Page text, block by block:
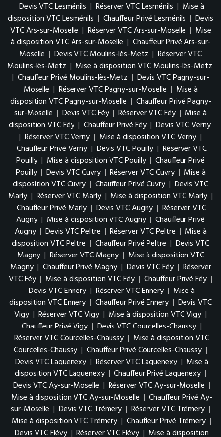
Devis VTC Lesménils | Réserver VTC Lesménils | Mise à
disposition VTC Lesménils | Chauffeur Privé Lesménils | Devis
VTC Ars-sur-Moselle | Réserver VTC Ars-sur-Moselle | Mise
à disposition VTC Ars-sur-Moselle | Chauffeur Privé Ars-sur-
Moselle | Devis VTC Moulins-lès-Metz | Réserver VTC
Moulins-lès-Metz | Mise à disposition VTC Moulins-lès-Metz
| Chauffeur Privé Moulins-lès-Metz | Devis VTC Pagny-sur-
Moselle | Réserver VTC Pagny-sur-Moselle | Mise à
disposition VTC Pagny-sur-Moselle | Chauffeur Privé Pagny-
sur-Moselle | Devis VTC Féy | Réserver VTC Féy | Mise à
disposition VTC Féy | Chauffeur Privé Féy | Devis VTC Verny
| Réserver VTC Verny | Mise à disposition VTC Verny |
Chauffeur Privé Verny | Devis VTC Pouilly | Réserver VTC
Pouilly | Mise à disposition VTC Pouilly | Chauffeur Privé
Pouilly | Devis VTC Cuvry | Réserver VTC Cuvry | Mise à
disposition VTC Cuvry | Chauffeur Privé Cuvry | Devis VTC
Marly | Réserver VTC Marly | Mise à disposition VTC Marly |
Chauffeur Privé Marly | Devis VTC Augny | Réserver VTC
Augny | Mise à disposition VTC Augny | Chauffeur Privé
Augny | Devis VTC Peltre | Réserver VTC Peltre | Mise à
disposition VTC Peltre | Chauffeur Privé Peltre | Devis VTC
Magny | Réserver VTC Magny | Mise à disposition VTC
Magny | Chauffeur Privé Magny | Devis VTC Féy | Réserver
VTC Féy | Mise à disposition VTC Féy | Chauffeur Privé Féy |
Devis VTC Ennery | Réserver VTC Ennery | Mise à
disposition VTC Ennery | Chauffeur Privé Ennery | Devis VTC
Vigy | Réserver VTC Vigy | Mise à disposition VTC Vigy |
Chauffeur Privé Vigy | Devis VTC Courcelles-Chaussy |
Réserver VTC Courcelles-Chaussy | Mise à disposition VTC
Courcelles-Chaussy | Chauffeur Privé Courcelles-Chaussy |
Devis VTC Laquenexy | Réserver VTC Laquenexy | Mise à
disposition VTC Laquenexy | Chauffeur Privé Laquenexy |
Devis VTC Ay-sur-Moselle | Réserver VTC Ay-sur-Moselle |
Mise à disposition VTC Ay-sur-Moselle | Chauffeur Privé Ay-
sur-Moselle | Devis VTC Trémery | Réserver VTC Trémery |
Mise à disposition VTC Trémery | Chauffeur Privé Trémery |
Devis VTC Flévy | Réserver VTC Flévy | Mise à disposition